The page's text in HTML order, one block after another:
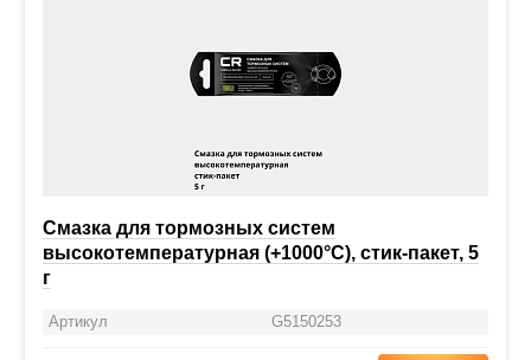
Смазка для тормозных систем
высокотемпературная (+1000°C), стик-пакет, 5
г
Артикул G5150253